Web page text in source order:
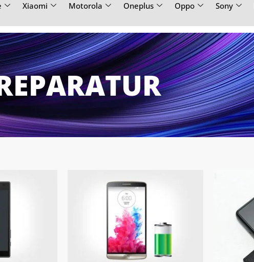
Xiaomi Motorola Oneplus Oppo Sony